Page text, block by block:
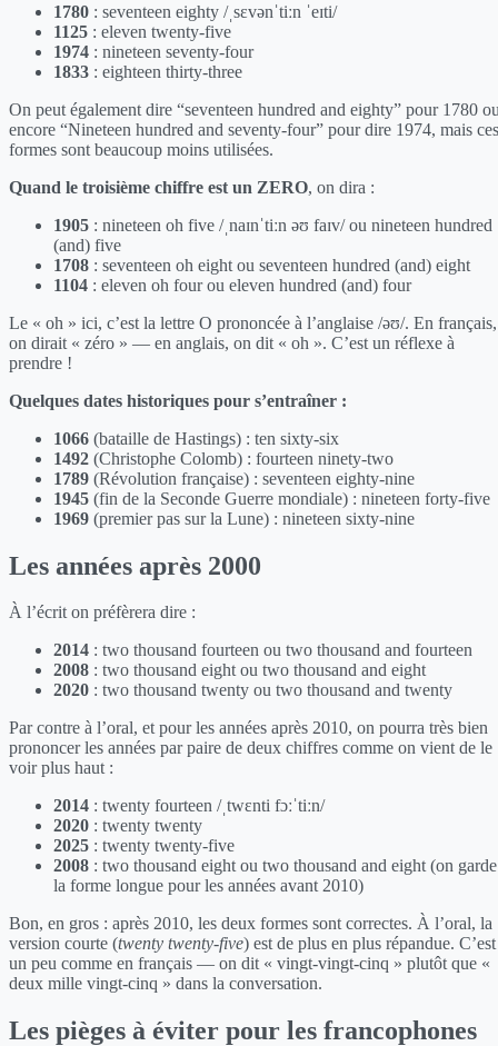
1780 : seventeen eighty /ˌsɛvənˈtiːn ˈeɪti/
1125 : eleven twenty-five
1974 : nineteen seventy-four
1833 : eighteen thirty-three
On peut également dire “seventeen hundred and eighty” pour 1780
encore “Nineteen hundred and seventy-four” pour dire 1974, mais ces
formes sont beaucoup moins utilisées.
Quand le troisième chiffre est un ZERO, on dira :
1905 : nineteen oh five /ˌnaɪnˈtiːn əʊ faɪv/ ou nineteen hundred
(and) five
1708 : seventeen oh eight ou seventeen hundred (and) eight
1104 : eleven oh four ou eleven hundred (and) four
Le « oh » ici, c’est la lettre O prononcée à l’anglaise /əʊ/. En français,
on dirait « zéro » — en anglais, on dit « oh ». C’est un réflexe à
prendre !
Quelques dates historiques pour s’entraîner :
1066 (bataille de Hastings) : ten sixty-six
1492 (Christophe Colomb) : fourteen ninety-two
1789 (Révolution française) : seventeen eighty-nine
1945 (fin de la Seconde Guerre mondiale) : nineteen forty-five
1969 (premier pas sur la Lune) : nineteen sixty-nine
Les années après 2000
À l’écrit on préfèrera dire :
2014 : two thousand fourteen ou two thousand and fourteen
2008 : two thousand eight ou two thousand and eight
2020 : two thousand twenty ou two thousand and twenty
Par contre à l’oral, et pour les années après 2010, on pourra très bien
prononcer les années par paire de deux chiffres comme on vient de le
voir plus haut :
2014 : twenty fourteen /ˌtwɛnti fɔːˈtiːn/
2020 : twenty twenty
2025 : twenty twenty-five
2008 : two thousand eight ou two thousand and eight (on garde
la forme longue pour les années avant 2010)
Bon, en gros : après 2010, les deux formes sont correctes. À l’oral, la
version courte (twenty twenty-five) est de plus en plus répandue. C’est
un peu comme en français — on dit « vingt-vingt-cinq » plutôt que «
deux mille vingt-cinq » dans la conversation.
Les pièges à éviter pour les francophones